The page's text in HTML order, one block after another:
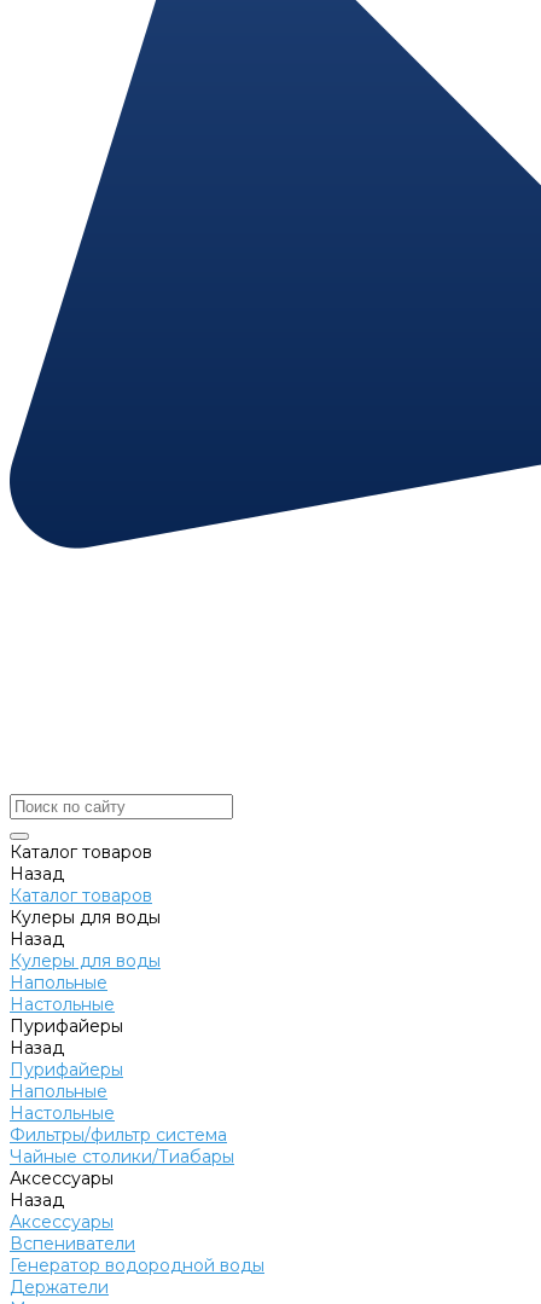
Каталог товаров
Назад
Каталог товаров
Кулеры для воды
Назад
Кулеры для воды
Напольные
Настольные
Пурифайеры
Назад
Пурифайеры
Напольные
Настольные
Фильтры/фильтр система
Чайные столики/Тиабары
Аксессуары
Назад
Аксессуары
Вспениватели
Генератор водородной воды
Держатели